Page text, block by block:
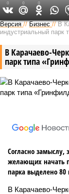
Версия //Бизнес //В
индустриальный парк
В Карачаево-
парк типа
Согласно замыслу,
желающих начать
парка выделено 80
В Карачаево-
0 0 0